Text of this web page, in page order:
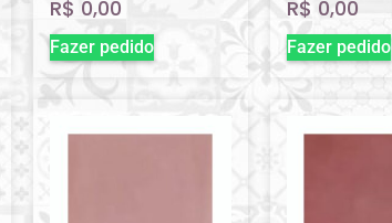
R$ 0,00
Fazer pedido
R$ 0,00
Fazer pedido